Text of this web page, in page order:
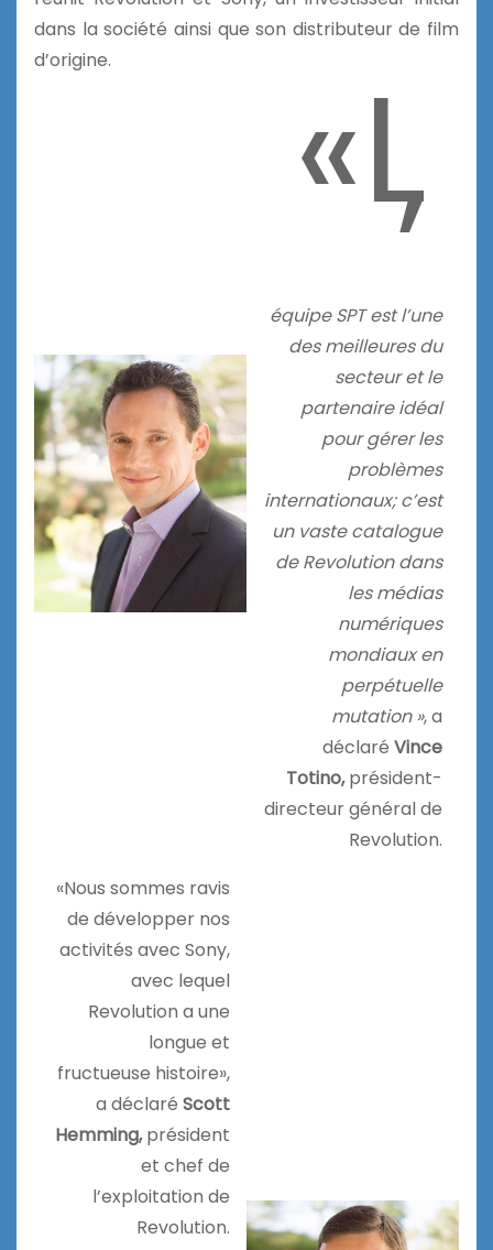
dans la société ainsi que son distributeur de film
d’origine.
«L
’
équipe SPT est l’une
des meilleures du
secteur et le
partenaire idéal
pour gérer les
problèmes
internationaux; c’est
un vaste catalogue
de Revolution dans
les médias
numériques
mondiaux en
perpétuelle
mutation », a
déclaré Vince
Totino,président-
directeur général de
Revolution.
«Nous sommes ravis
de développer nos
activités avec Sony,
avec lequel
Revolution a une
longue et
fructueuse histoire»,
a déclaré Scott
Hemming,président
et chef de
l’exploitation de
Revolution.